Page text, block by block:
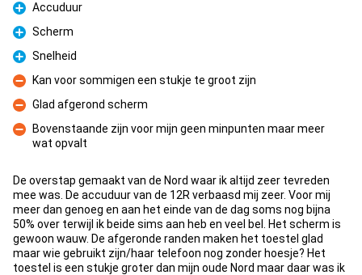
Pluspunt
Accuduur
Pluspunt
Scherm
Pluspunt
Snelheid
Minpunt
Kan voor sommigen een stukje te groot zijn
Minpunt
Glad afgerond scherm
Minpunt
Bovenstaande zijn voor mijn geen minpunten maar meer
wat opvalt
De overstap gemaakt van de Nord waar ik altijd zeer tevreden
mee was. De accuduur van de 12R verbaasd mij zeer. Voor mij
meer dan genoeg en aan het einde van de dag soms nog bijna
50% over terwijl ik beide sims aan heb en veel bel. Het scherm is
gewoon wauw. De afgeronde randen maken het toestel glad
maar wie gebruikt zijn/haar telefoon nog zonder hoesje? Het
toestel is een stukje groter dan mijn oude Nord maar daar was ik